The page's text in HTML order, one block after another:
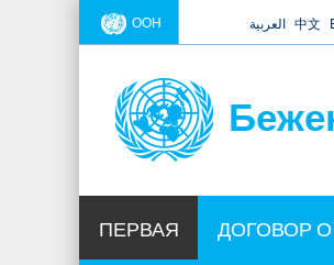
ООН العربية 中文
ПЕРВАЯ ДОГОВОР